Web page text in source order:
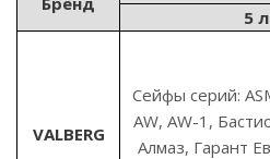
5
VALBERG
Сейфы серий:
AW, AW-1,
Алмаз, Гарант